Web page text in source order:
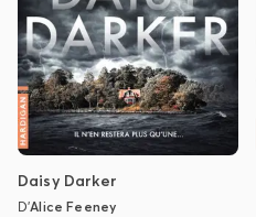
Daisy Darker
D'Alice Feeney